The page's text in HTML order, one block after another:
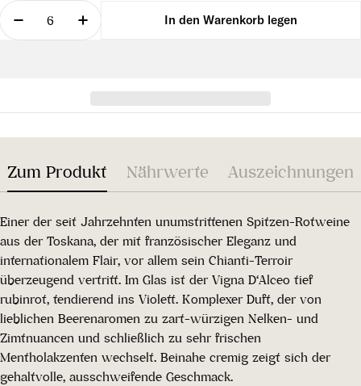
Menge
Menge für Vigna d&#39;Alceo Toskana IGT 2017
Menge für Vigna d&#39;Alceo Toskana
In den Warenkorb legen
Zum Produkt Nährwerte Auszeichnungen
Einer der seit Jahrzehnten unumstrittenen Spitzen-Rotweine
aus der Toskana, der mit französischer Eleganz und
internationalem Flair, vor allem sein Chianti-Terroir
überzeugend vertritt. Im Glas ist der Vigna D‘Alceo tief
rubinrot, tendierend ins Violett. Komplexer Duft, der von
lieblichen Beerenaromen zu zart-würzigen Nelken- und
Zimtnuancen und schließlich zu sehr frischen
Mentholakzenten wechselt. Beinahe cremig zeigt sich der
gehaltvolle, ausschweifende Geschmack.